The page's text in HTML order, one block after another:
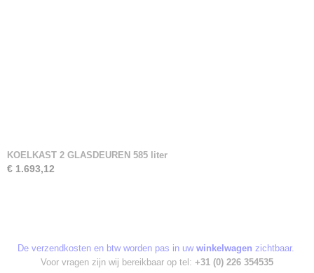
KOELKAST 2 GLASDEUREN 585 liter
€ 1.693,12
De verzendkosten en btw worden pas in uw winkelwagen zichtbaar.
Voor vragen zijn wij bereikbaar op tel: +31 (0) 226 354535